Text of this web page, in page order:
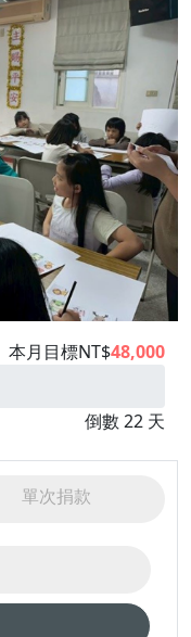
本月目標NT$48,000
倒數 22 天
單次捐款